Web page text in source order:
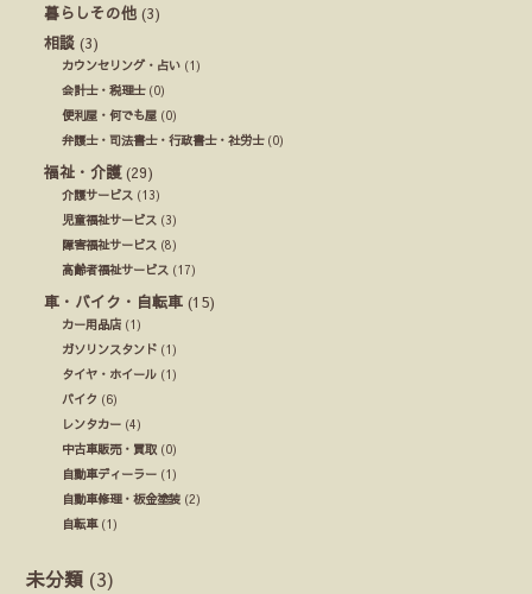
暮らしその他 (3)
相談 (3)
カウンセリング・占い (1)
会計士・税理士(0)
便利屋・何でも屋 (0)
弁護士・司法書士・行政書士・社労士(0)
福祉・介護(29)
介護サービス (13)
児童福祉サービス (3)
障害福祉サービス (8)
高齢者福祉サービス (17)
車・バイク・自転車 (15)
カー用品店 (1)
ガソリンスタンド (1)
タイヤ・ホイール (1)
バイク (6)
レンタカー (4)
中古車販売・買取 (0)
自動車ディーラー (1)
自動車修理・板金塗装 (2)
自転車(1)
未分類 (3)